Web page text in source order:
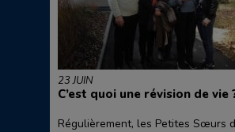
23 JUIN
C’est quoi une révision de vie
Régulièrement, les Petites Sœurs